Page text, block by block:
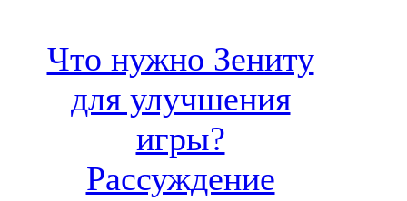
Что нужно Зениту
для улучшения
игры?
Рассуждение